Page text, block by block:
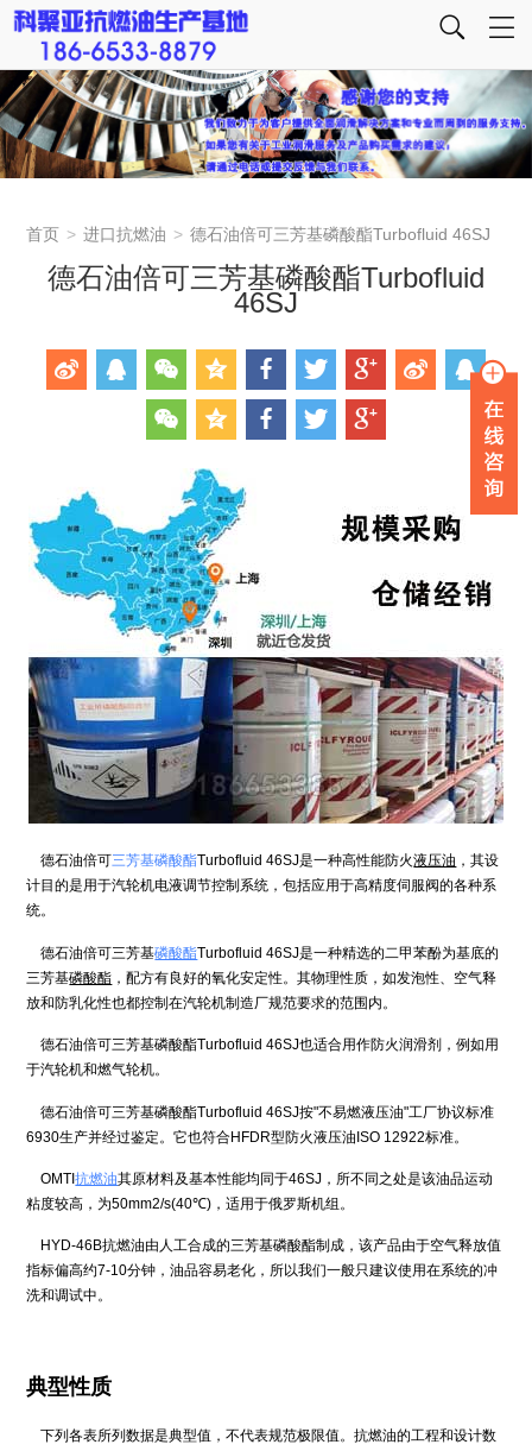
首页 > 进口抗燃油 > 德石油倍可三芳基磷酸酯Turbofluid 46SJ
德石油倍可三芳基磷酸酯Turbofluid
46SJ
德石油倍可三芳基磷酸酯Turbofluid 46SJ是一种高性能防火液压油 ，其设
计目的是用于汽轮机电液调节控制系统，包括应用于高精度伺服阀的各种系
统。
德石油倍可三芳基磷酸酯Turbofluid 46SJ是一种精选的二甲苯酚为基底的
三芳基磷酸酯 ，配方有良好的氧化安定性。其物理性质，如发泡性、空气释
放和防乳化性也都控制在汽轮机制造厂规范要求的范围内。
德石油倍可三芳基磷酸酯Turbofluid 46SJ也适合用作防火润滑剂，例如用
于汽轮机和燃气轮机。
德石油倍可三芳基磷酸酯Turbofluid 46SJ按"不易燃液压油"工厂协议标准
6930生产并经过鉴定。它也符合HFDR型防火液压油ISO 12922标准。
OMTI抗燃油其原材料及基本性能均同于46SJ，所不同之处是该油品运动
粘度较高，为50mm2/s(40℃)，适用于俄罗斯机组。
HYD-46B抗燃油由人工合成的三芳基磷酸酯制成，该产品由于空气释放值
指标偏高约7-10分钟，油品容易老化，所以我们一般只建议使用在系统的冲
洗和调试中。
典型性质
下列各表所列数据是典型值，不代表规范极限值。抗燃油的工程和设计数